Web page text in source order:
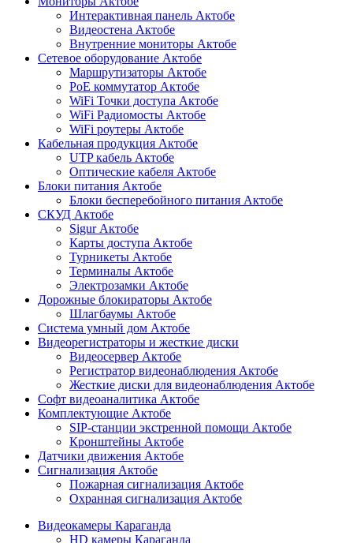
Интерактивная панель Актобе
Видеостена Актобе
Внутренние мониторы Актобе
Сетевое оборудование Актобе
Маршрутизаторы Актобе
PoE коммутатор Актобе
WiFi Точки доступа Актобе
WiFi Радиомосты Актобе
WiFi роутеры Актобе
Кабельная продукция Актобе
UTP кабель Актобе
Оптические кабеля Актобе
Блоки питания Актобе
Блоки бесперебойного питания Актобе
СКУД Актобе
Sigur Актобе
Карты доступа Актобе
Турникеты Актобе
Терминалы Актобе
Электрозамки Актобе
Дорожные блокираторы Актобе
Шлагбаумы Актобе
Система умный дом Актобе
Видеорегистраторы и жесткие диски
Видеосервер Актобе
Регистратор видеонаблюдения Актобе
Жесткие диски для видеонаблюдения Актобе
Софт видеоаналитика Актобе
Комплектующие Актобе
SIP-станции экстренной помощи Актобе
Кронштейны Актобе
Датчики движения Актобе
Сигнализация Актобе
Пожарная сигнализация Актобе
Охранная сигнализация Актобе
Видеокамеры Караганда
HD камеры Караганда